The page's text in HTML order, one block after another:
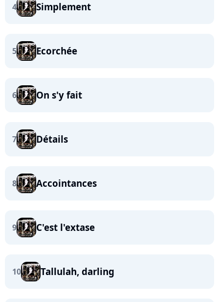
4 Simplement
5 Ecorchée
6 On s'y fait
7 Détails
8 Accointances
9 C'est l'extase
10 Tallulah, darling